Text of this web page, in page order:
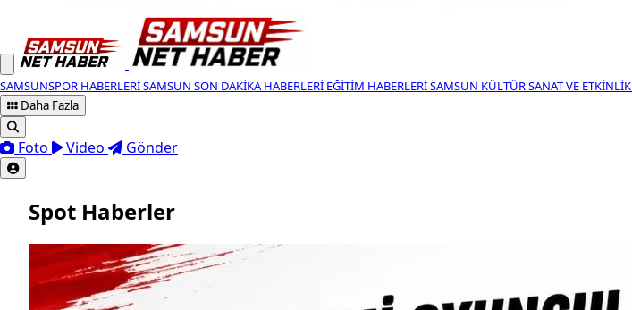
SAMSUNSPOR HABERLERISAMSUN SON DAKIKA HABERLERI EĞITIM HABERLERISAMSUN KÜLTÜR SANAT VE ETKINLIK
Daha Fazla
Foto Video Gönder
Spot Haberler